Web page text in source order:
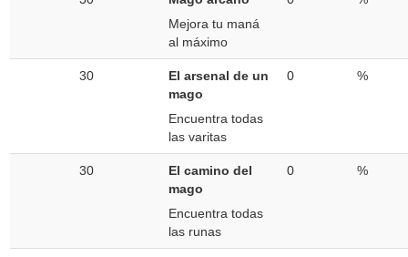
Mejora tu maná
al máximo
30
El arsenal de un
mago
Encuentra todas
las varitas
0 %
30
El camino del
mago
Encuentra todas
las runas
0 %